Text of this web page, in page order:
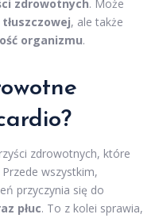
zdrowotnych. Może
, ale także
organizmu.
zdrowotnych, które
wszystkim,
przyczynia się do
płuc. To z kolei sprawia,